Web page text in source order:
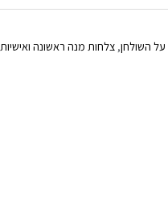
על השולחן, צלחות מנה ראשונה ואישיות